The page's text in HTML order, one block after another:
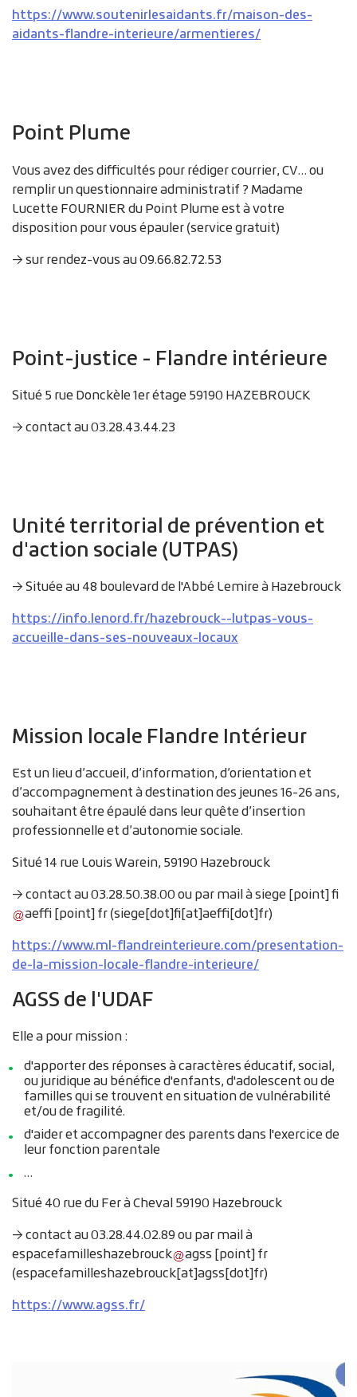
https://www.soutenirlesaidants.fr/maison-des-
aidants-flandre-interieure/armentieres/
Point Plume
Vous avez des difficultés pour rédiger courrier, CV… ou
remplir un questionnaire administratif ? Madame
Lucette FOURNIER du Point Plume est à votre
disposition pour vous épauler (service gratuit)
→ sur rendez-vous au 09.66.82.72.53
Point-justice - Flandre intérieure
Situé 5 rue Donckèle 1er étage 59190 HAZEBROUCK
→ contact au 03.28.43.44.23
Unité territorial de prévention et
d'action sociale (UTPAS)
→ Située au 48 boulevard de l'Abbé Lemire à Hazebrouck
https://info.lenord.fr/hazebrouck--lutpas-vous-
accueille-dans-ses-nouveaux-locaux
Mission locale Flandre Intérieur
Est un lieu d’accueil, d’information, d’orientation et
d’accompagnement à destination des jeunes 16-26 ans,
souhaitant être épaulé dans leur quête d’insertion
professionnelle et d’autonomie sociale.
Situé 14 rue Louis Warein, 59190 Hazebrouck
→ contact au 03.28.50.38.00 ou par mail àsiege[point]fi
aeffi[point]fr(siege[dot]fi[at]aeffi[dot]fr)
https://www.ml-flandreinterieure.com/presentation-
de-la-mission-locale-flandre-interieure/
AGSS de l'UDAF
Elle a pour mission :
d'apporter des réponses à caractères éducatif, social,
ou juridique au bénéfice d'enfants, d'adolescent ou de
familles qui se trouvent en situation de vulnérabilité
et/ou de fragilité.
d'aider et accompagner des parents dans l'exercice de
leur fonction parentale
…
Situé 40 rue du Fer à Cheval 59190 Hazebrouck
→ contact au 03.28.44.02.89 ou par mail à
espacefamilleshazebrouck agss[point]fr
(espacefamilleshazebrouck[at]agss[dot]fr)
https://www.agss.fr/